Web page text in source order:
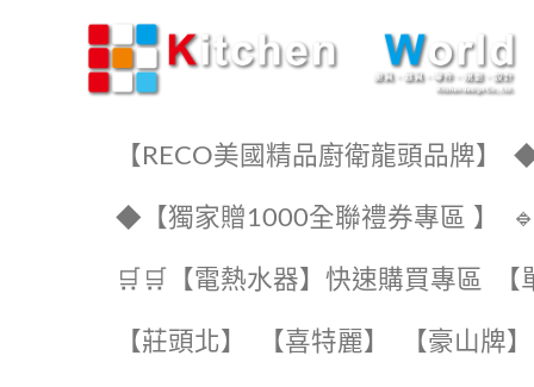
【RECO美國精品廚衛龍頭品牌】 ◆
◆【獨家贈1000全聯禮券專區 】
🛒🛒【電熱水器】快速購買專區
【莊頭北】 【喜特麗】 【豪山牌】